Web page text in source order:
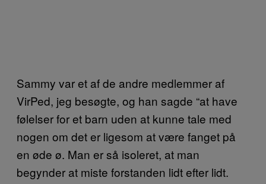
Sammy var et af de andre medlemmer af
VirPed, jeg besøgte, og han sagde “at have
følelser for et barn uden at kunne tale med
nogen om det er ligesom at være fanget på
en øde ø. Man er så isoleret, at man
begynder at miste forstanden lidt efter lidt.